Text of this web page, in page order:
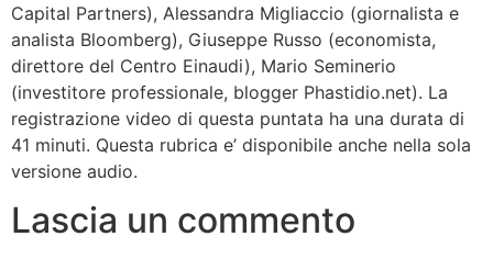
Capital Partners), Alessandra Migliaccio (giornalista e
analista Bloomberg), Giuseppe Russo (economista,
direttore del Centro Einaudi), Mario Seminerio
(investitore professionale, blogger Phastidio.net). La
registrazione video di questa puntata ha una durata di
41 minuti. Questa rubrica e’ disponibile anche nella sola
versione audio.
Lascia un commento